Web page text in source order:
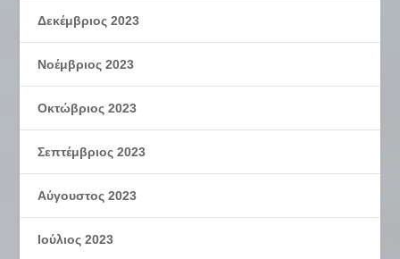
Δεκέμβριος 2023
Νοέμβριος 2023
Οκτώβριος 2023
Σεπτέμβριος 2023
Αύγουστος 2023
Ιούλιος 2023